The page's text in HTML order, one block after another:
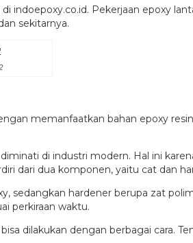
indoepoxy.co.id. Pekerjaan epoxy
sekitarnya.
memanfaatkan bahan epoxy
di industri modern. Hal ini
dari dua komponen, yaitu cat dan
sedangkan hardener berupa zat
perkiraan waktu.
dilakukan dengan berbagai cara.